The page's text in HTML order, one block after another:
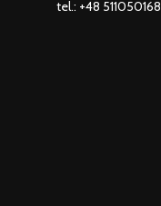
tel.: +48 511050168